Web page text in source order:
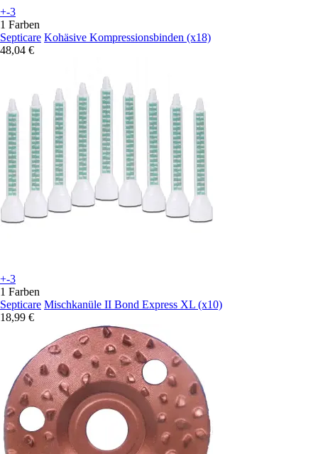
+-3
1 Farben
Septicare Kohäsive Kompressionsbinden (x18)
48,04 €
+-3
1 Farben
Septicare Mischkanüle II Bond Express XL (x10)
18,99 €